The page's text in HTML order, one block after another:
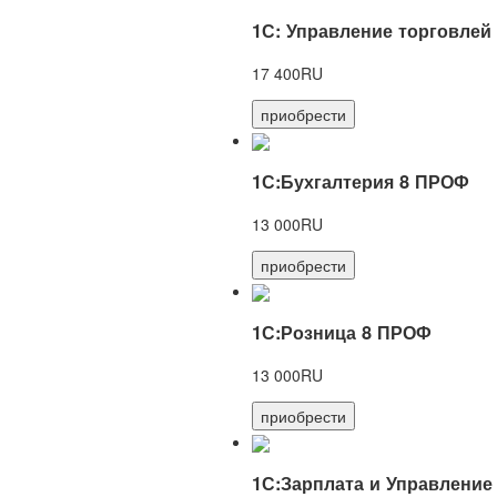
1С: Управление торговлей
17 400RU
приобрести
1С:Бухгалтерия 8 ПРОФ
13 000RU
приобрести
1С:Розница 8 ПРОФ
13 000RU
приобрести
1С:Зарплата и Управление